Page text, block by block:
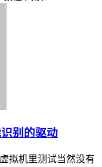
别的驱动
拟机里测试当然没有